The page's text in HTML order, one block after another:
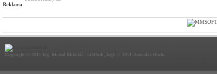
Reklama
Copyright © 2011 Ing. Michal Mikuláš - mMSoft, logo © 2011 Branislav Bucha